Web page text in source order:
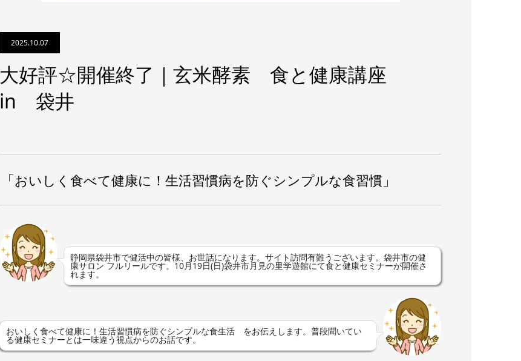
2025.10.07
大好評☆開催終了｜玄米酵素 食と健康講座
in 袋井
「おいしく食べて健康に！生活習慣病を防ぐシンプルな食習慣」
静岡県袋井市で健活中の皆様、お世話になります。サイト訪問有難うございます。袋井市の健
康サロン フルリールです。10月19日(日)袋井市月見の里学遊館にて食と健康セミナーが開催さ
れます。
おいしく食べて健康に！生活習慣病を防ぐシンプルな食生活 をお伝えします。普段聞いてい
る健康セミナーとは一味違う視点からのお話です。